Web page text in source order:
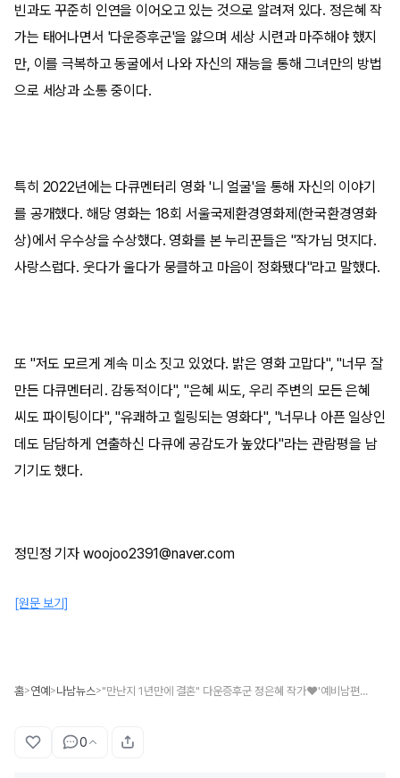
빈과도 꾸준히 인연을 이어오고 있는 것으로 알려져 있다. 정은혜 작
가는 태어나면서 '다운증후군'을 앓으며 세상 시련과 마주해야 했지
만, 이를 극복하고 동굴에서 나와 자신의 재능을 통해 그녀만의 방법
으로 세상과 소통 중이다.
특히 2022년에는 다큐멘터리 영화 '니 얼굴'을 통해 자신의 이야기
를 공개했다. 해당 영화는 18회 서울국제환경영화제(한국환경영화
상)에서 우수상을 수상했다. 영화를 본 누리꾼들은 "작가님 멋지다.
사랑스럽다. 웃다가 울다가 뭉클하고 마음이 정화됐다"라고 말했다.
또 "저도 모르게 계속 미소 짓고 있었다. 밝은 영화 고맙다", "너무 잘
만든 다큐멘터리. 감동적이다", "은혜 씨도, 우리 주변의 모든 은혜
씨도 파이팅이다", "유쾌하고 힐링되는 영화다", "너무나 아픈 일상인
데도 담담하게 연출하신 다큐에 공감도가 높았다"라는 관람평을 남
기기도 했다.
정민정 기자 woojoo2391@naver.com
[원문 보기]
홈>연예 >나남뉴스> "만난지 1년만에 결혼" 다운증후군 정은혜 작가♥'예비남편' 누구?
0